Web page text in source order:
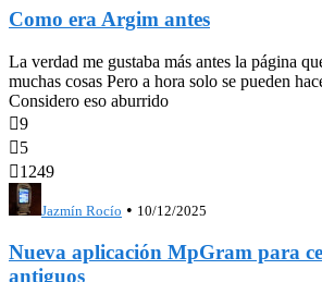
Como era Argim antes
La verdad me gustaba más antes la página
muchas cosas Pero a hora solo se pueden
Considero eso aburrido
9
5
1249
Jazmín Rocío • 10/12/2025
Nueva aplicación MpGram para
antiguos